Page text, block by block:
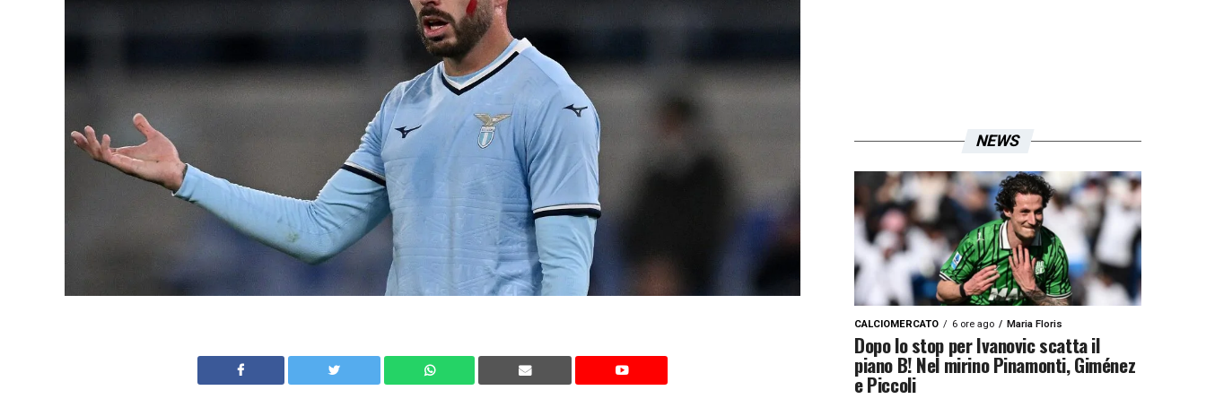
NEWS
CALCIOMERCATO 6 ore ago Maria Floris
Dopo lo stop per Ivanovic scatta il
piano B! Nel mirino Pinamonti, Giménez
e Piccoli